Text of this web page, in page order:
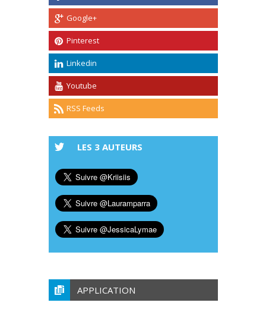
Google+
Pinterest
Linkedin
Youtube
RSS Feeds
LES 3 AUTEURS
APPLICATION